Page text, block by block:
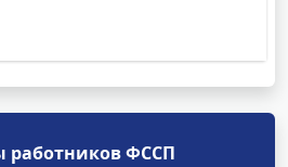
работников ФССП